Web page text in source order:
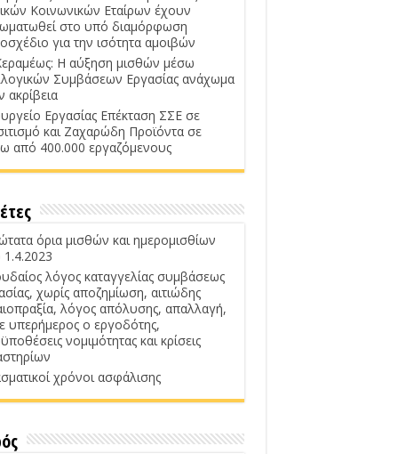
Κοινωνικών Εταίρων έχουν
στο υπό διαμόρφωση
για την ισότητα αμοιβών
Η αύξηση μισθών μέσω
Συμβάσεων Εργασίας ανάχωμα
ακρίβεια
Εργασίας Επέκταση ΣΣΕ σε
και Ζαχαρώδη Προϊόντα σε
από 400.000 εργαζόμενους
όρια μισθών και ημερομισθίων
λόγος καταγγελίας συμβάσεως
χωρίς αποζημίωση, αιτιώδης
λόγος απόλυσης, απαλλαγή,
υπερήμερος ο εργοδότης,
νομιμότητας και κρίσεις
χρόνοι ασφάλισης